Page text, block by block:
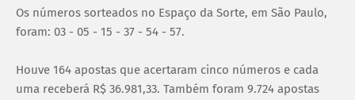
Os números sorteados no Espaço da Sorte, em São Paulo,
foram: 03 - 05 - 15 - 37 - 54 - 57.
Houve 164 apostas que acertaram cinco números e cada
uma receberá R$ 36.981,33. Também foram 9.724 apostas